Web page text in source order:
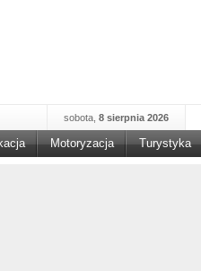
sobota, 8 sierpnia 2026
Motoryzacja Turystyka